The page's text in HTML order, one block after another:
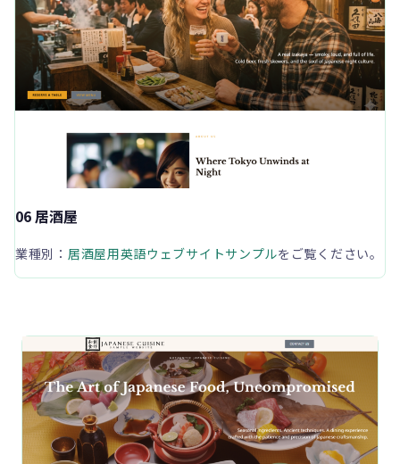
06 居酒屋
業種別： 居酒屋用英語ウェブサイトサンプルをご覧ください。